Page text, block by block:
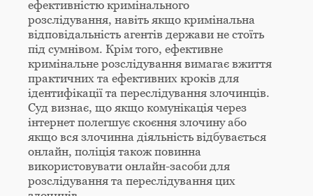
ефективністю кримінального
розслідування, навіть якщо кримінальна
відповідальність агентів держави не стоїть
під сумнівом. Крім того, ефективне
кримінальне розслідування вимагає вжиття
практичних та ефективних кроків для
ідентифікації та переслідування злочинців.
Суд визнає, що якщо комунікація через
інтернет полегшує скоєння злочину або
якщо вся злочинна діяльність відбувається
онлайн, поліція також повинна
використовувати онлайн-засоби для
розслідування та переслідування цих